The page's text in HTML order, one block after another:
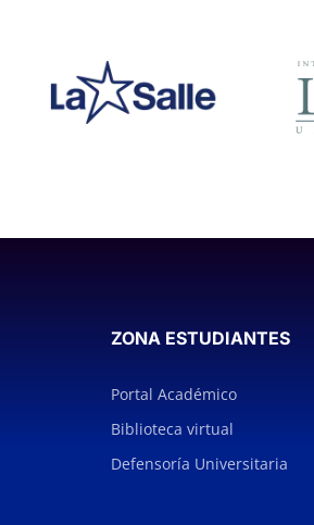
ZONA ESTUDIANTES
Portal Académico
Biblioteca virtual
Defensoría Universitaria